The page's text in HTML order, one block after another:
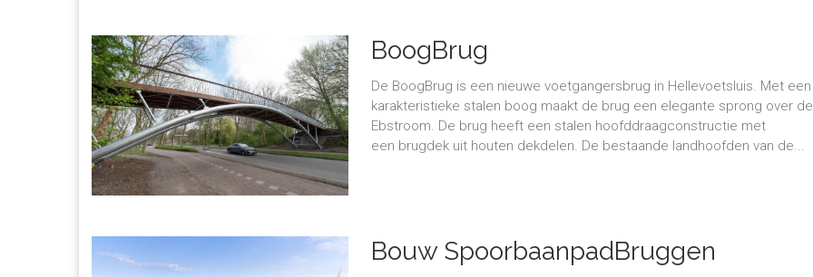
BoogBrug
De BoogBrug is een nieuwe voetgangersbrug in Hellevoetsluis. Met een
karakteristieke stalen boog maakt de brug een elegante sprong over de
Ebstroom. De brug heeft een stalen hoofddraagconstructie met
een brugdek uit houten dekdelen. De bestaande landhoofden van de...
Bouw SpoorbaanpadBruggen